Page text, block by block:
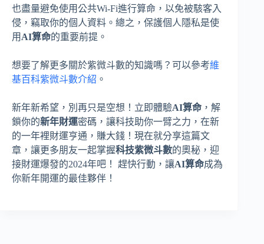
也盡量避免使用公共Wi-Fi進行算命，以免被駭客入
侵，竊取你的個人資料。總之，保護個人隱私是使
用 AI算命的重要前提。
想要了解更多關於紫微斗數的知識嗎？可以參考維
基百科紫微斗數介紹 。
新年新希望，別再只是空想！立即體驗AI算命 ，解
鎖你的新年財運密碼，讓科技助你一臂之力，在新
的一年裡財運亨通，賺大錢！現在就分享這篇文
章，讓更多朋友一起掌握科技紫微斗數的奧秘，迎
接財運爆發的2024年吧！ 趕快行動，讓AI算命成為
你新年開運的最佳夥伴！